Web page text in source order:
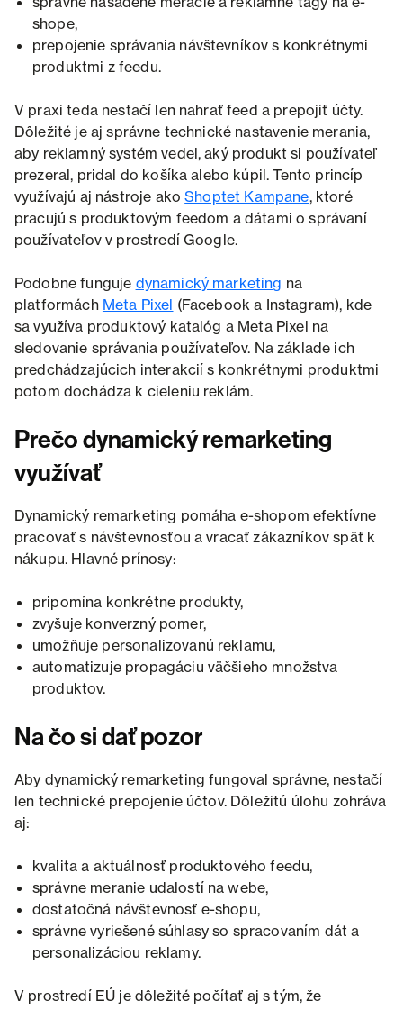
shope,
prepojenie správania návštevníkov s konkrétnymi
produktmi z feedu.
V praxi teda nestačí len nahrať feed a prepojiť účty.
Dôležité je aj správne technické nastavenie merania,
aby reklamný systém vedel, aký produkt si používateľ
prezeral, pridal do košíka alebo kúpil. Tento princíp
využívajú aj nástroje akoShoptet Kampane, ktoré
pracujú s produktovým feedom a dátami o správaní
používateľov v prostredí Google.
Podobne funguje dynamický marketing na
platformách Meta Pixel (Facebook a Instagram), kde
sa využíva produktový katalóg a Meta Pixel na
sledovanie správania používateľov. Na základe ich
predchádzajúcich interakcií s konkrétnymi produktmi
potom dochádza k cieleniu reklám.
Prečo dynamický remarketing
využívať
Dynamický remarketing pomáha e-shopom efektívne
pracovať s návštevnosťou a vracať zákazníkov späť k
nákupu. Hlavné prínosy:
pripomína konkrétne produkty,
zvyšuje konverzný pomer,
umožňuje personalizovanú reklamu,
automatizuje propagáciu väčšieho množstva
produktov.
Na čo si dať pozor
Aby dynamický remarketing fungoval správne, nestačí
len technické prepojenie účtov. Dôležitú úlohu zohráva
aj:
kvalita a aktuálnosť produktového feedu,
správne meranie udalostí na webe,
dostatočná návštevnosť e-shopu,
správne vyriešené súhlasy so spracovaním dát a
personalizáciou reklamy.
V prostredí EÚ je dôležité počítať aj s tým, že